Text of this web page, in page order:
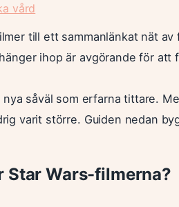
vård
till ett sammanlänkat nät
ihop är avgörande för att
såväl som erfarna tittare.
varit större. Guiden nedan
Star Wars-filmerna?